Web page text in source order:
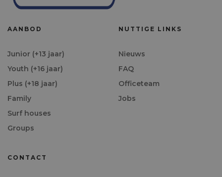
AANBOD
Junior (+13 jaar)
Youth (+16 jaar)
Plus (+18 jaar)
Family
Surf houses
Groups
NUTTIGE LINKS
Nieuws
FAQ
Officeteam
Jobs
CONTACT